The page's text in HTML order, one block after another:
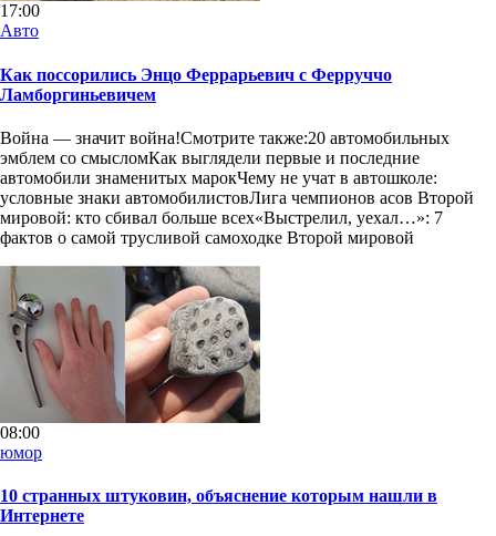
17:00
Авто
Как поссорились Энцо Феррарьевич с Ферруччо
Ламборгиньевичем
Война — значит война!Смотрите также:20 автомобильных
эмблем со смысломКак выглядели первые и последние
автомобили знаменитых марокЧему не учат в автошколе:
условные знаки автомобилистовЛига чемпионов асов Второй
мировой: кто сбивал больше всех«Выстрелил, уехал…»: 7
фактов о самой трусливой самоходке Второй мировой
08:00
юмор
10 странных штуковин, объяснение которым нашли в
Интернете